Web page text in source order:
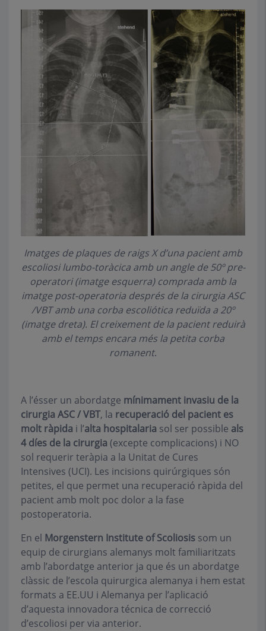
Imatges de plaques de raigs X d’una pacient amb
escoliosi lumbo-toràcica amb un angle de 50º pre-
operatori (imatge esquerra) comprada amb la
imatge post-operatoria després de la cirurgia ASC
/VBT amb una corba escoliótica reduïda a 20º
(imatge dreta). El creixement de la pacient reduirà
amb el temps encara més la petita corba
romanent.
A l’ésser un abordatge mínimament invasiu de la
cirurgia ASC / VBT, la recuperació del pacient es
molt ràpida i l’alta hospitalaria sol ser possible als
4 díes de la cirurgia (excepte complicacions) i NO
sol requerir teràpia a la Unitat de Cures
Intensives (UCI). Les incisions quirúrgiques són
petites, el que permet una recuperació ràpida del
pacient amb molt poc dolor a la fase
postoperatoria.
En el Morgenstern Institute of Scoliosis som un
equip de cirurgians alemanys molt familiaritzats
amb l’abordatge anterior ja que és un abordatge
clàssic de l’escola quirurgica alemanya i hem estat
formats a EE.UU i Alemanya per l’aplicació
d’aquesta innovadora técnica de correcció
d’escoliosi per via anterior.